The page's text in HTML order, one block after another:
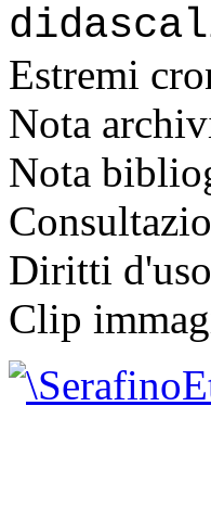
Estremi
Nota
Nota
Diritti
Clip